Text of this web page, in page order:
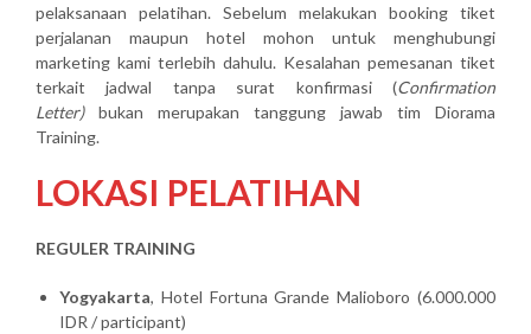
pelaksanaan pelatihan. Sebelum melakukan booking tiket
perjalanan maupun hotel mohon untuk menghubungi
marketing kami terlebih dahulu. Kesalahan pemesanan tiket
terkait jadwal tanpa surat konfirmasi (Confirmation
Letter)bukan merupakan tanggung jawab tim Diorama
Training.
LOKASI PELATIHAN
REGULER TRAINING
Yogyakarta, Hotel Fortuna Grande Malioboro (6.000.000
IDR / participant)